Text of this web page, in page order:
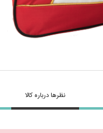
نظرها درباره کالا